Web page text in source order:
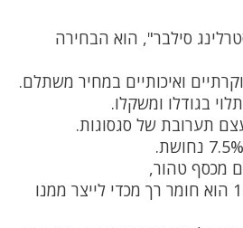
כ"סטרלינג סילבר", הוא הבחירה
ואיכותיים במחיר משתלם.
בגודלו ומשקלו.
מכסף טהור,
כיוון שכסף טהור 100% הוא חומר רך מכדי לייצר ממנו